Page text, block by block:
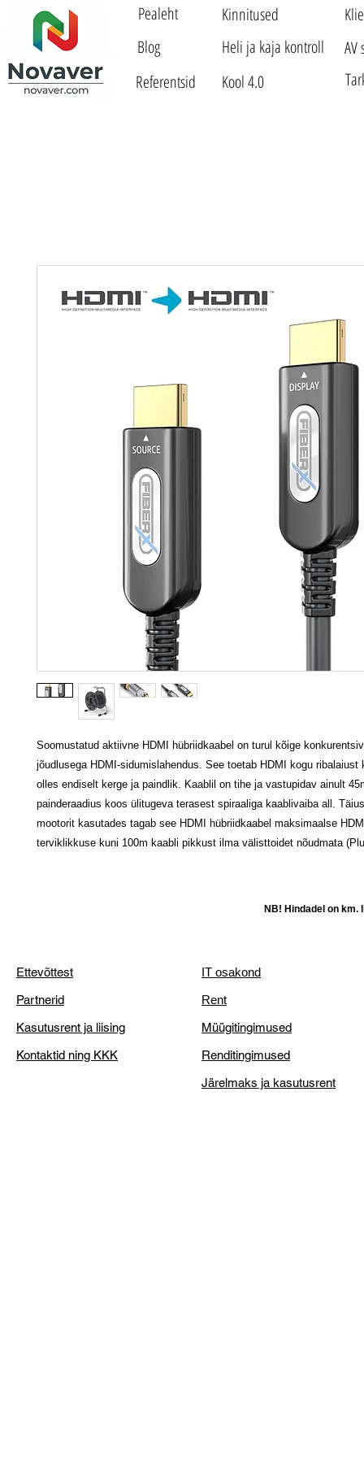
Pealeht
Blog
Referentsid
Heli ja kaja kontroll
Kinnitused
Kool 4.0
Soomustatud aktiivne HDMI hübriidkaabel on turul kõige
jõudlusega HDMI-sidumislahendus. See toetab HDMI kogu ribalaiust
olles endiselt kerge ja paindlik. Kaablil on tihe ja vastupidav ainult
painderaadius koos ülitugeva terasest spiraaliga kaablivaiba all.
mootorit kasutades tagab see HDMI hübriidkaabel maksimaalse
terviklikkuse kuni 100m kaabli pikkust ilma välisttoidet nõudmata
NB! Hindadel on km.
Ettevõttest
Partnerid
Kasutusrent ja liising
Kontaktid ning KKK
IT osakond
Rent
Müügitingimused
Renditingimused
Järelmaks ja kasutusrent